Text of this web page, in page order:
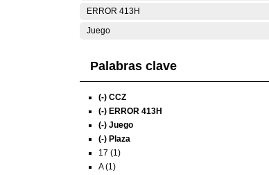
ERROR 413H
Juego
Palabras clave
(-) CCZ
(-) ERROR 413H
(-) Juego
(-) Plaza
17 (1)
A (1)